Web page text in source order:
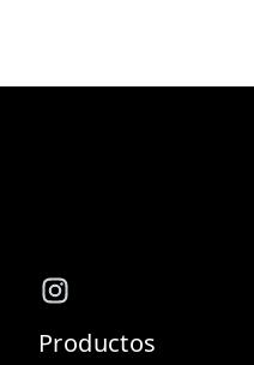
Productos